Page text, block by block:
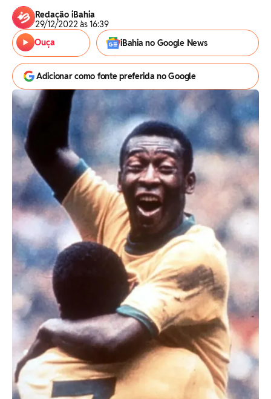
Redação iBahia
29/12/2022 às 16:39
Ouça
iBahia no Google News
Adicionar como fonte preferida no Google